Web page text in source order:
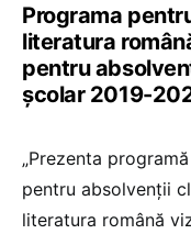
Programa
literatura
pentru
școlar 2019-
„Prezenta
pentru absolvenții
literatura română